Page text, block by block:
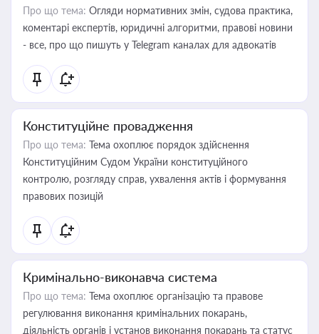
Про що тема: Огляди нормативних змін, судова практика,
коментарі експертів, юридичні алгоритми, правові новини
- все, про що пишуть у Telegram каналах для адвокатів
Конституційне провадження
Про що тема: Тема охоплює порядок здійснення
Конституційним Судом України конституційного
контролю, розгляду справ, ухвалення актів і формування
правових позицій
Кримінально-виконавча система
Про що тема: Тема охоплює організацію та правове
регулювання виконання кримінальних покарань,
діяльність органів і установ виконання покарань та статус